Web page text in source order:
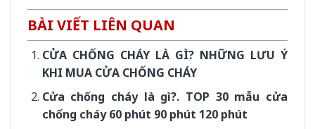
BÀI VIẾT LIÊN QUAN
CỬA CHỐNG CHÁY LÀ GÌ? NHỮNG LƯU Ý
KHI MUA CỬA CHỐNG CHÁY
Cửa chống cháy là gì?. TOP 30 mẫu cửa
chống cháy 60 phút 90 phút 120 phút